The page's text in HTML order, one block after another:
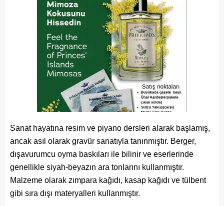
Sanat hayatına resim ve piyano dersleri alarak başlamış,
ancak asıl olarak gravür sanatıyla tanınmıştır. Berger,
dışavurumcu oyma baskıları ile bilinir ve eserlerinde
genellikle siyah-beyazın ara tonlarını kullanmıştır.
Malzeme olarak zımpara kağıdı, kasap kağıdı ve tülbent
gibi sıra dışı materyalleri kullanmıştır.